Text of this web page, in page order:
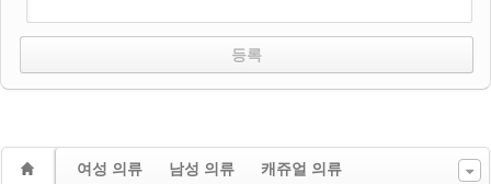
여성 의류 남성 의류 캐쥬얼 의류